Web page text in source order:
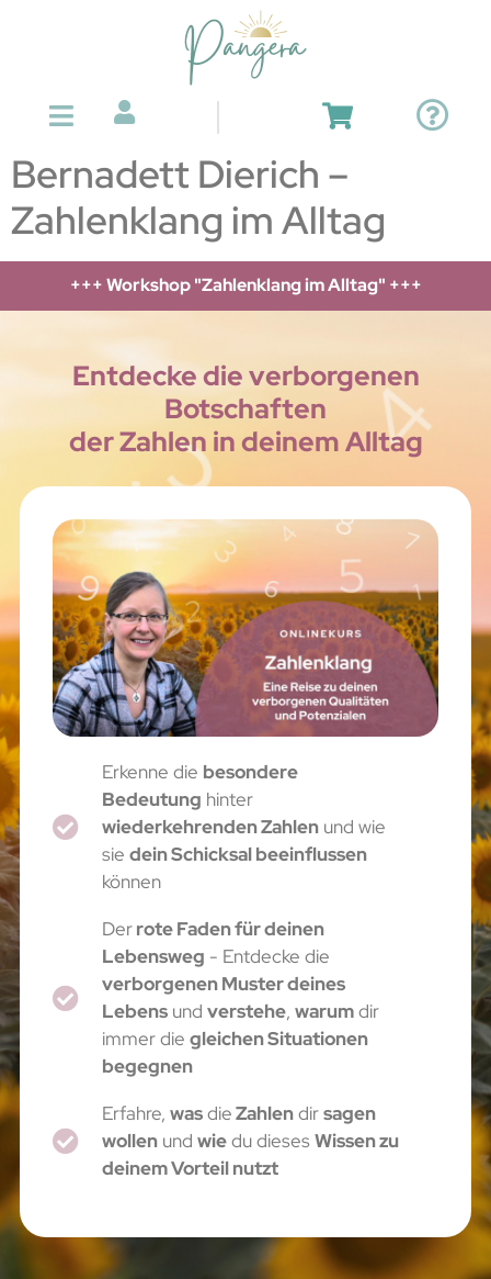
Bernadett Dierich –
Zahlenklang im Alltag
+++ Workshop "Zahlenklang im Alltag" +++
Entdecke die verborgenen
Botschaften
der Zahlen in deinem Alltag
Erkenne die besondere
Bedeutung hinter
wiederkehrenden Zahlenund wie
sie dein Schicksal beeinflussen
können
Derrote Faden für deinen
Lebensweg - Entdecke die
verborgenen Muster deines
Lebensund verstehe, warumdir
immer die gleichen Situationen
begegnen
Erfahre, wasdieZahlendirsagen
wollenund wiedu diesesWissen zu
deinem Vorteil nutzt